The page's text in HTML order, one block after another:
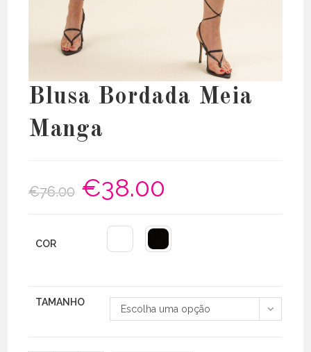
Blusa Bordada Meia
Manga
€76.00
O
preço
original
€38.00
COR
TAMANHO
Escolha uma opção